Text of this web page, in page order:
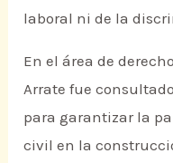
laboral ni de la
En el área de
Arrate fue
para garantizar la
civil en la